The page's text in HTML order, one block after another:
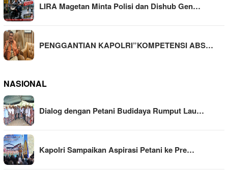
LIRA Magetan Minta Polisi dan Dishub Gen…
PENGGANTIAN KAPOLRI”KOMPETENSI ABS…
NASIONAL
Dialog dengan Petani Budidaya Rumput Lau…
Kapolri Sampaikan Aspirasi Petani ke Pre…